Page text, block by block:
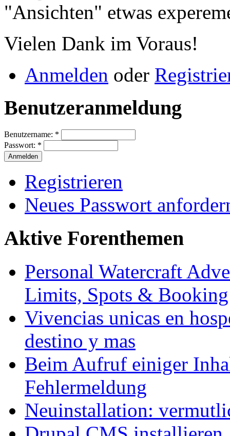
"Ansichten" etwas
Vielen Dank im Voraus!
Anmelden oder
Benutzeranmeldung
Benutzername: *
Passwort: *
Registrieren
Neues Passwort
Aktive Forenthemen
Personal Watercraft
Limits, Spots &
Vivencias unicas en
destino y mas
Beim Aufruf einiger
Fehlermeldung
Neuinstallation: